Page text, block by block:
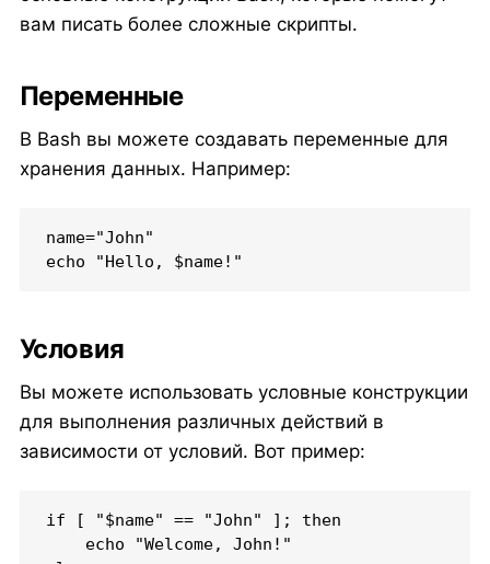
вам писать более сложные скрипты.
Переменные
В Bash вы можете создавать переменные для
хранения данных. Например:
name="John"
echo "Hello, $name!"
Условия
Вы можете использовать условные конструкции
для выполнения различных действий в
зависимости от условий. Вот пример:
if [ "$name" == "John" ]; then
    echo "Welcome, John!"